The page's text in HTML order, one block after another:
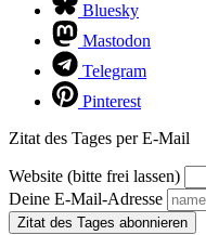
Bluesky
Mastodon
Telegram
Pinterest
Zitat des Tages per E-Mail
Website (bitte frei lassen)
Deine E-Mail-Adresse
Zitat des Tages abonnieren